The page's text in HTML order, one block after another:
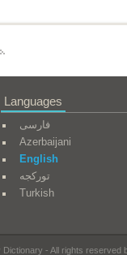
Languages
فارسی
Azerbaijani
English
تورکجه
Turkish
- All rights reserved